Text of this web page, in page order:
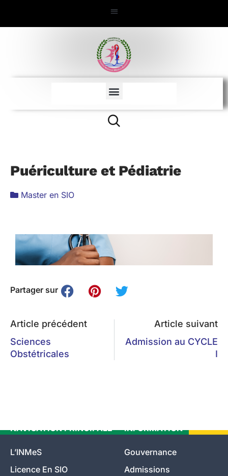
Puériculture et Pédiatrie
Master en SIO
Partager sur
Article précédent
Sciences
Obstétricales
Article suivant
Admission au CYCLE
I
NAVIGATION PRINCIPALE
L’INMeS
Licence En SIO
INFORMATION
Gouvernance
Admissions